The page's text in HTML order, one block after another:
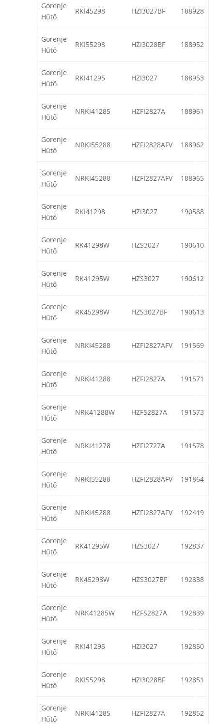
Gorenje
Hűtő
RKI45298 HZI3027BF 188928
Gorenje
Hűtő
RKI55298 HZI3028BF 188952
Gorenje
Hűtő
RKI41295 HZI3027 188953
Gorenje
Hűtő
NRKI41285 HZFI2827A 188961
Gorenje
Hűtő
NRKI55288 HZFI2828AFV 188962
Gorenje
Hűtő
NRKI45288 HZFI2827AFV 188965
Gorenje
Hűtő
RKI41298 HZI3027 190588
Gorenje
Hűtő
RK41298W HZS3027 190610
Gorenje
Hűtő
RK41295W HZS3027 190612
Gorenje
Hűtő
RK45298W HZS3027BF 190613
Gorenje
Hűtő
NRKI45288 HZFI2827AFV 191569
Gorenje
Hűtő
NRKI41288 HZFI2827A 191571
Gorenje
Hűtő
NRK41288W HZFS2827A 191573
Gorenje
Hűtő
NRKI41278 HZFI2727A 191578
Gorenje
Hűtő
NRKI55288 HZFI2828AFV 191864
Gorenje
Hűtő
NRKI45288 HZFI2827AFV 192419
Gorenje
Hűtő
RK41295W HZS3027 192837
Gorenje
Hűtő
RK45298W HZS3027BF 192838
Gorenje
Hűtő
NRK41285W HZFS2827A 192839
Gorenje
Hűtő
RKI41295 HZI3027 192850
Gorenje
Hűtő
RKI55298 HZI3028BF 192851
Gorenje
Hűtő
NRKI41285 HZFI2827A 192852